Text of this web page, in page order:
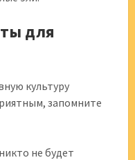
для
культуру
запомните
не будет